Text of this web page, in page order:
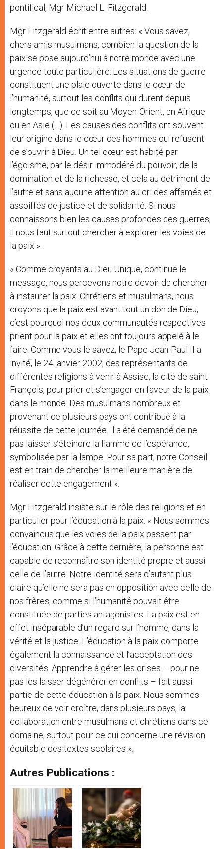
pontifical, Mgr Michael L. Fitzgerald.
Mgr Fitzgerald écrit entre autres: « Vous savez,
chers amis musulmans, combien la question de la
paix se pose aujourd’hui à notre monde avec une
urgence toute particulière. Les situations de guerre
constituent une plaie ouverte dans le cœur de
l’humanité, surtout les conflits qui durent depuis
longtemps, que ce soit au Moyen-Orient, en Afrique
ou en Asie (…). Les causes des conflits ont souvent
leur origine dans le cœur des hommes qui refusent
de s’ouvrir à Dieu. Un tel cœur est habité par
l’égoïsme, par le désir immodéré du pouvoir, de la
domination et de la richesse, et cela au détriment de
l’autre et sans aucune attention au cri des affamés et
assoiffés de justice et de solidarité. Si nous
connaissons bien les causes profondes des guerres,
il nous faut surtout chercher à explorer les voies de
la paix ».
« Comme croyants au Dieu Unique, continue le
message, nous percevons notre devoir de chercher
à instaurer la paix. Chrétiens et musulmans, nous
croyons que la paix est avant tout un don de Dieu,
c’est pourquoi nos deux communautés respectives
prient pour la paix et elles ont toujours appelé à le
faire. Comme vous le savez, le Pape Jean-Paul II a
invité, le 24 janvier 2002, des représentants de
différentes religions à venir à Assise, la cité de saint
François, pour prier et s’engager en faveur de la paix
dans le monde. Des musulmans nombreux et
provenant de plusieurs pays ont contribué à la
réussite de cette journée. Il a été demandé de ne
pas laisser s’éteindre la flamme de l’espérance,
symbolisée par la lampe. Pour sa part, notre Conseil
est en train de chercher la meilleure manière de
réaliser cette engagement ».
Mgr Fitzgerald insiste sur le rôle des religions et en
particulier pour l’éducation à la paix: « Nous sommes
convaincus que les voies de la paix passent par
l’éducation. Grâce à cette dernière, la personne est
capable de reconnaître son identité propre et aussi
celle de l’autre. Notre identité sera d’autant plus
claire qu’elle ne sera pas en opposition avec celle de
nos frères, comme si l’humanité pouvait être
constituée de parties antagonistes. La paix est en
effet inséparable d’un regard sur l’homme, dans la
vérité et la justice. L’éducation à la paix comporte
également la connaissance et l’acceptation des
diversités. Apprendre à gérer les crises – pour ne
pas les laisser dégénérer en conflits – fait aussi
partie de cette éducation à la paix. Nous sommes
heureux de voir croître, dans plusieurs pays, la
collaboration entre musulmans et chrétiens dans ce
domaine, surtout pour ce qui concerne une révision
équitable des textes scolaires ».
Autres Publications :